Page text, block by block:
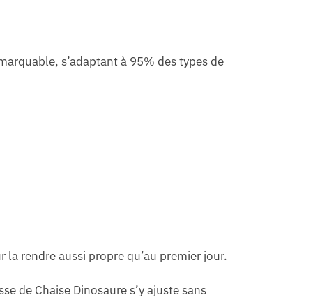
s’adaptant à 95% des types de
la rendre aussi propre qu’au premier jour.
de Chaise Dinosaure s’y ajuste sans